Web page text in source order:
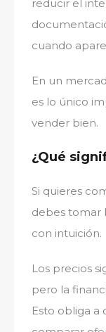
reducir el
cuando
En un
es lo único
vender bien.
¿Qué
Si quieres
debes tomar
con intuición.
Los precios
pero la
Esto obliga a